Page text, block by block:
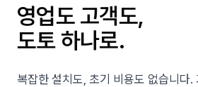
영업도 고객도,
도토 하나로.
복잡한 설치도, 초기 비용도 없습니다